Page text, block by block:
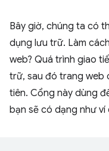
Bây giờ, chúng ta có
dụng lưu trữ. Làm
web? Quá trình giao
trữ, sau đó trang web
tiên. Cổng này dùng
bạn sẽ có dạng như ví